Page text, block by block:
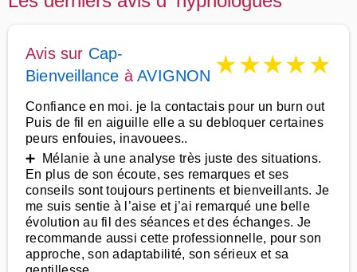
Avis sur Cap-
Bienveillance àAVIGNON ★★★★★
Confiance en moi. je la contactais pour un burn out
Puis de fil en aiguille elle a su debloquer certaines
peurs enfouies, inavouees..
➕ Mélanie à une analyse très juste des situations.
En plus de son écoute, ses remarques et ses
conseils sont toujours pertinents et bienveillants. Je
me suis sentie à l’aise et j’ai remarqué une belle
évolution au fil des séances et des échanges. Je
recommande aussi cette professionnelle, pour son
approche, son adaptabilité, son sérieux et sa